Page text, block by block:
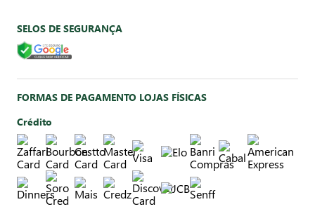
SELOS DE SEGURANÇA
FORMAS DE PAGAMENTO LOJAS FÍSICAS
Crédito